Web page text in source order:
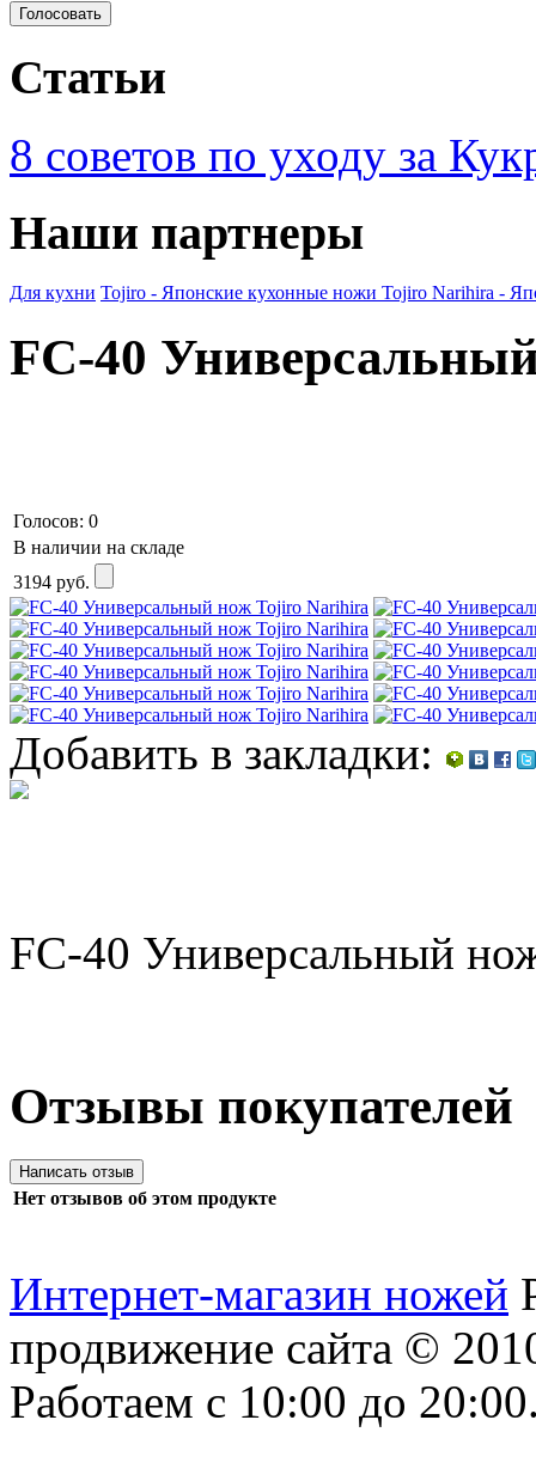
Статьи
8 советов по уходу за
Наши партнеры
Для кухни Tojiro - Японские кухонные ножи Tojiro Narihira -
FC-40
Голосов: 0
В наличии на складе
3194 руб.
Добавить в закладки:
FC-40 Универсальный
Отзывы покупателей
Нет отзывов об этом продукте
Интернет-магазин ножей
продвижение сайта ©
Работаем с 10:00 до